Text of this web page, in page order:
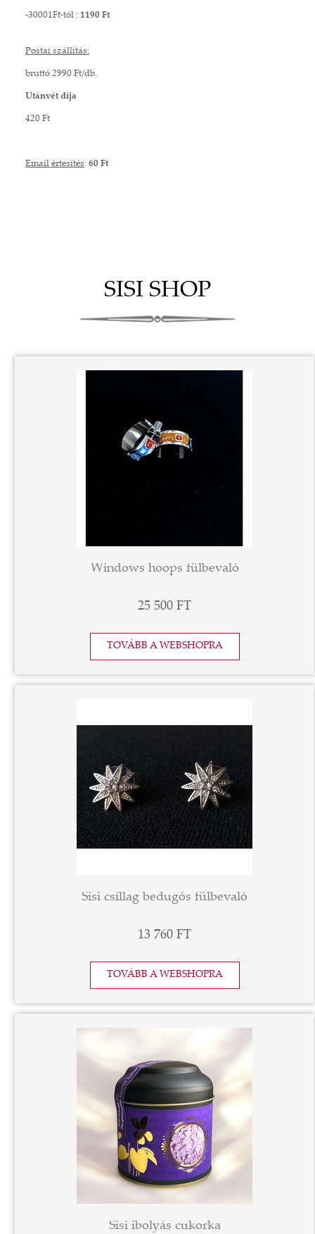
-30001Ft-tól : 1190 Ft
Postai szállítás:
bruttó 2990 Ft/db.
Utánvét díja
420 Ft
Email értesítés: 60 Ft
SISI SHOP
Windows hoops fülbevaló
25 500 FT
TOVÁBB A WEBSHOPRA
Sisi csillag bedugós fülbevaló
13 760 FT
TOVÁBB A WEBSHOPRA
Sisi ibolyás cukorka